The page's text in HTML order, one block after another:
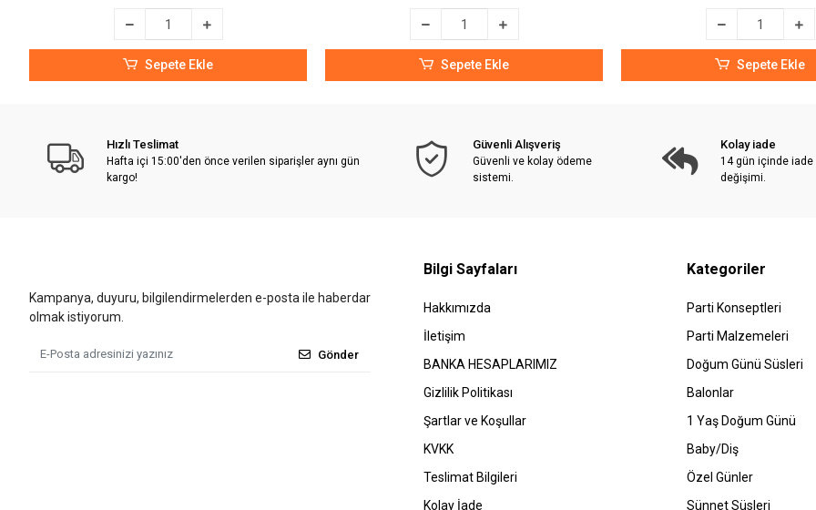
Sepete Ekle Sepete Ekle Sepete Ekle
Hızlı Teslimat
Hafta içi 15:00'den önce verilen siparişler aynı gün
kargo!
Güvenli Alışveriş
Güvenli ve kolay ödeme
sistemi.
Kolay iade
14 gün içinde iade
değişimi.
Kampanya, duyuru, bilgilendirmelerden e-posta ile haberdar
olmak istiyorum.
Gönder
Bilgi Sayfaları
Hakkımızda
İletişim
BANKA HESAPLARIMIZ
Gizlilik Politikası
Şartlar ve Koşullar
KVKK
Teslimat Bilgileri
Kolay İade
Kategoriler
Parti Konseptleri
Parti Malzemeleri
Doğum Günü Süsleri
Balonlar
1 Yaş Doğum Günü
Baby/Diş
Özel Günler
Sünnet Süsleri